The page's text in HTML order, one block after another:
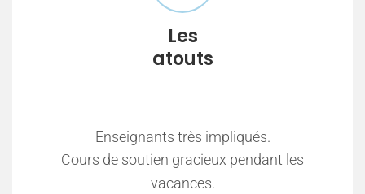
Les
atouts
Enseignants très impliqués.
Cours de soutien gracieux pendant les
vacances.